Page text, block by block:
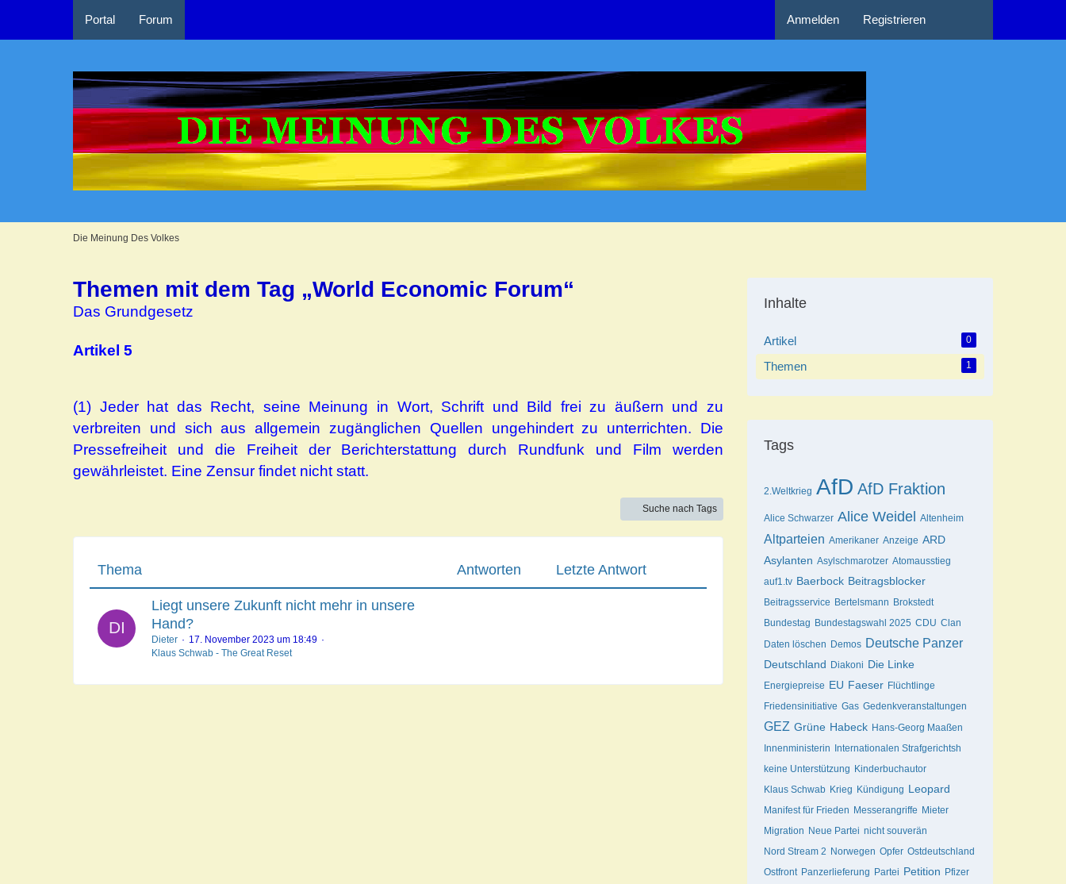
Portal Forum Anmelden Registrieren
Die Meinung Des Volkes
Themen mit dem Tag „World Economic Forum“
Das Grundgesetz
Artikel 5
(1) Jeder hat das Recht, seine Meinung in Wort, Schrift und Bild frei zu äußern und zu
verbreiten und sich aus allgemein zugänglichen Quellen ungehindert zu unterrichten. Die
Pressefreiheit und die Freiheit der Berichterstattung durch Rundfunk und Film werden
gewährleistet. Eine Zensur findet nicht statt.
Suche nach Tags
Thema Antworten Letzte Antwort
Liegt unsere Zukunft nicht mehr in unsere
Hand?
Dieter
17. November 2023 um 18:49
Klaus Schwab - The Great Reset
Inhalte
Artikel 0
Themen 1
Tags
2.Weltkrieg AfD AfD Fraktion
Alice Schwarzer Alice Weidel Altenheim
Altparteien Amerikaner Anzeige ARD
Asylanten Asylschmarotzer Atomausstieg
auf1.tv Baerbock Beitragsblocker
Beitragsservice Bertelsmann Brokstedt
Bundestag Bundestagswahl 2025 CDU Clan
Daten löschen Demos Deutsche Panzer
Deutschland Diakoni Die Linke
Energiepreise EU Faeser Flüchtlinge
Friedensinitiative Gas Gedenkveranstaltungen
GEZ Grüne Habeck Hans-Georg Maaßen
Innenministerin
Internationalen Strafgerichtsh
keine Unterstützung Kinderbuchautor
Klaus Schwab Krieg Kündigung Leopard
Manifest für Frieden Messerangriffe Mieter
Migration Neue Partei nicht souverän
Nord Stream 2 Norwegen Opfer Ostdeutschland
Ostfront Panzerlieferung Partei Petition Pfizer